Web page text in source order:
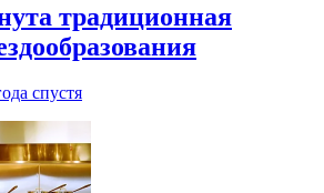
традиционная
спустя